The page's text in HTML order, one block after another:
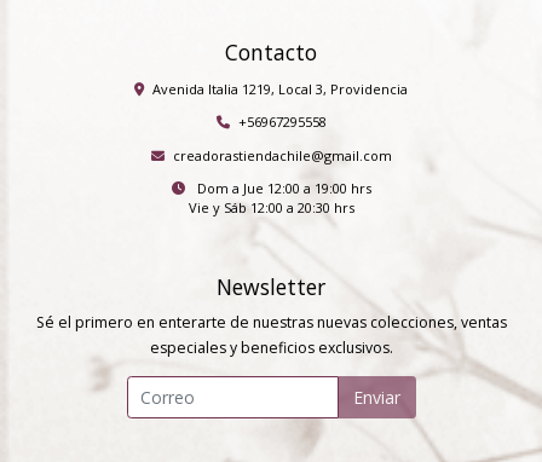
Contacto
Avenida Italia 1219, Local 3, Providencia
+56967295558
creadorastiendachile@gmail.com
Dom a Jue 12:00 a 19:00 hrs
Vie y Sáb 12:00 a 20:30 hrs
Newsletter
Sé el primero en enterarte de nuestras nuevas colecciones, ventas
especiales y beneficios exclusivos.
Enviar